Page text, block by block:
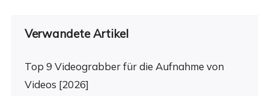
Verwandete Artikel
Top 9 Videograbber für die Aufnahme von
Videos [2026]